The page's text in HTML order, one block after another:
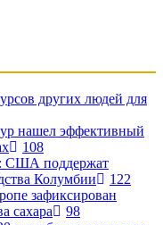
других людей для
нашел эффективный
108
США поддержат
Колумбии
122
зафиксирован
сахара
98